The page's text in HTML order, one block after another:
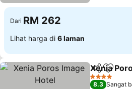
Dari RM 262
Lihat harga di 6 laman
Kongsi
Xenia
4 Bintang
8.3 Sangat